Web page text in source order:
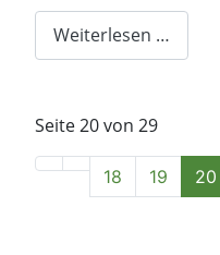
Weiterlesen …
Seite 20 von 29
18 19 20